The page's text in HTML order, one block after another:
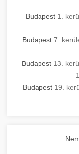
Budapest 1.
Budapest 7.
Budapest 13.
Budapest 19.